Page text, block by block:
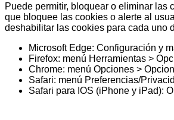
Puede permitir, bloquear o eliminar las
que bloquee las cookies o alerte al
deshabilitar las cookies para cada uno
Microsoft Edge: Configuración y
Firefox: menú Herramientas >
Chrome: menú Opciones >
Safari: menú Preferencias/
Safari para IOS (iPhone y iPad):